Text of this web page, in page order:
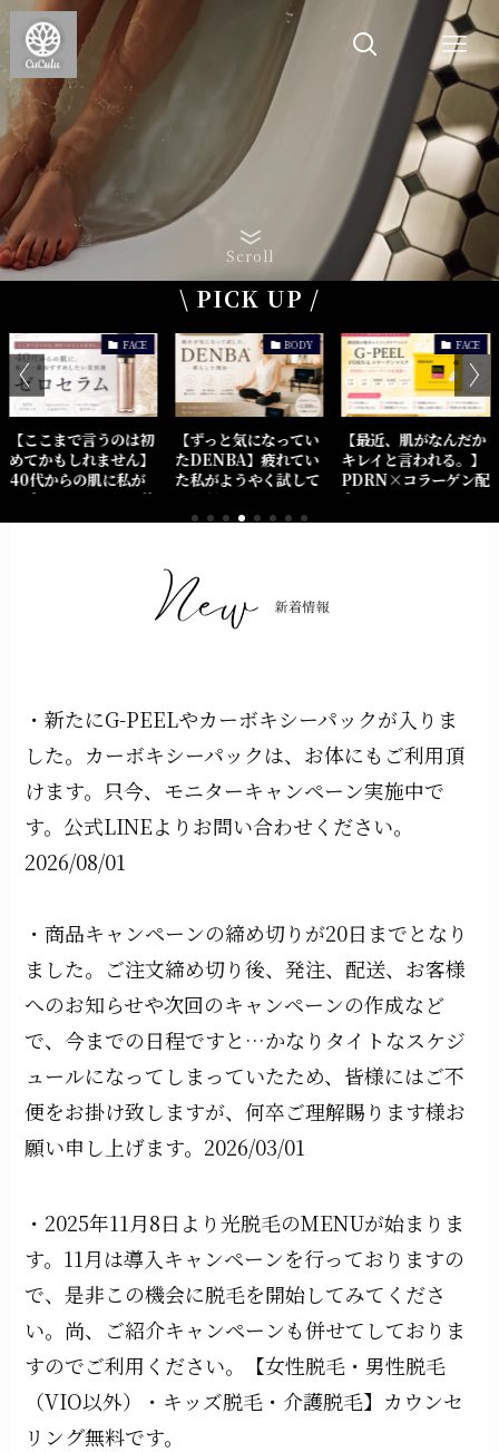
Scroll
\ PICK UP /
FACE
【ここまで言うのは初
めてかもしれません】
40代からの肌に私が
一番おすすめしたい美
容液「ゼロセラム」
BODY
【ずっと気になってい
たDENBA】疲れてい
た私がようやく試して
みた話
FACE
【最近、肌がなんだか
キレイと言われる。】
PDRN×コラーゲン配
合 G-PEELマスクの魅
力
・新たにG-PEELやカーボキシーパックが入りま
した。カーボキシーパックは、お体にもご利用頂
けます。只今、モニターキャンペーン実施中で
す。公式LINEよりお問い合わせください。
2026/08/01
・商品キャンペーンの締め切りが20日までとなり
ました。ご注文締め切り後、発注、配送、お客様
へのお知らせや次回のキャンペーンの作成など
で、今までの日程ですと…かなりタイトなスケジ
ュールになってしまっていたため、皆様にはご不
便をお掛け致しますが、何卒ご理解賜ります様お
願い申し上げます。2026/03/01
・2025年11月8日より光脱毛のMENUが始まりま
す。11月は導入キャンペーンを行っておりますの
で、是非この機会に脱毛を開始してみてくださ
い。尚、ご紹介キャンペーンも併せてしておりま
すのでご利用ください。【女性脱毛・男性脱毛
（VIO以外）・キッズ脱毛・介護脱毛】カウンセ
リング無料です。